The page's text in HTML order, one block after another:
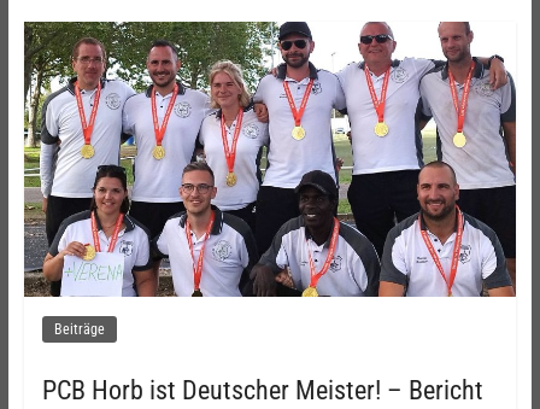
Beiträge
PCB Horb ist Deutscher Meister! – Bericht